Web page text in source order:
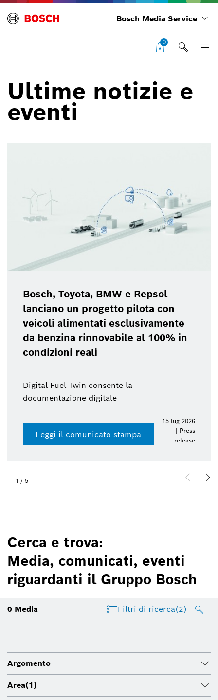
Bosch Media Service
0
Ultime notizie e
eventi
Bosch, Toyota, BMW e Repsol
lanciano un progetto pilota con
veicoli alimentati esclusivamente
da benzina rinnovabile al 100% in
condizioni reali
Digital Fuel Twin consente la
documentazione digitale
Leggi il comunicato stampa
15 lug 2026
| Press
release
1 / 5
Cerca e trova:
Media, comunicati, eventi
riguardanti il Gruppo Bosch
0 Media Filtri di ricerca(2)
Argomento
Area(1)